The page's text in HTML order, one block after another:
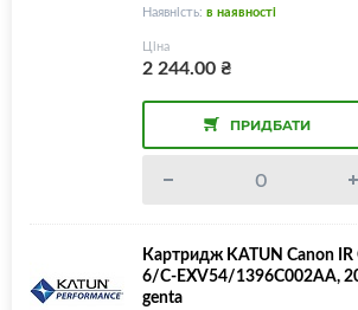
Наявність: в наявності
Ціна
2 244.00₴
ПРИДБАТИ
Картридж KATUN Canon
6/C-EXV54/1396C002AA,
genta